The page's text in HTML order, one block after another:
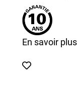
En savoir plus